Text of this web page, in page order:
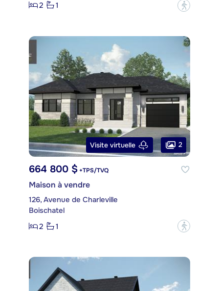
2
1 ?
Visite virtuelle 2
664 800 $ +TPS/TVQ
Maison à vendre
126, Avenue de Charleville
Boischatel
2
1 ?